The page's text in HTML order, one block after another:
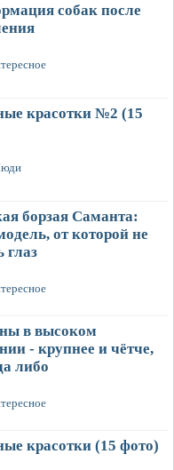
собак после
красотки №2 (15
борзая Саманта:
от которой не
глаз
в высоком
- крупнее и чётче,
либо
красотки (15 фото)